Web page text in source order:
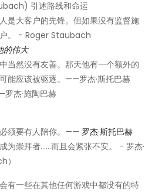
引述路线和命运
是大客户的先锋。但如果没有监督施
。 - Roger Staubach
的伟大
当然没有友善。那天他有一个额外的
能应该被驱逐。——罗杰·斯托巴赫
杰·施陶巴赫
须要有人陪你。—— 罗杰·斯托巴赫
为崇拜者……而且会紧张不安。 - 罗杰·
）
有一些在其他任何游戏中都没有的特